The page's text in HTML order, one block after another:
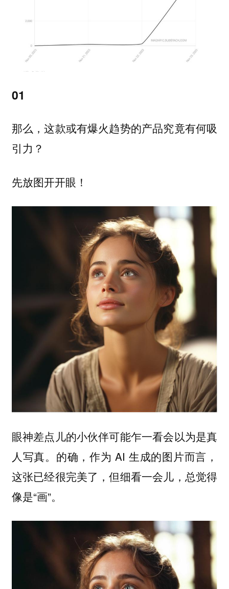
01
那么，这款或有爆火趋势的产品究竟有何吸
引力？
先放图开开眼！
眼神差点儿的小伙伴可能乍一看会以为是真
人写真。的确，作为 AI 生成的图片而言，
这张已经很完美了，但细看一会儿，总觉得
像是“画”。